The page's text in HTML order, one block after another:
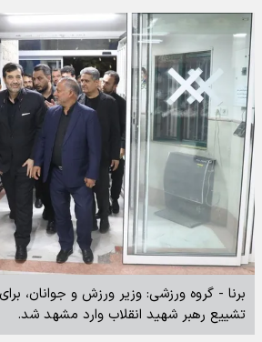
برنا - گروه ورزشی: وزیر ورزش و جوانان،
تشییع رهبر شهید انقلاب وارد مشهد شد.